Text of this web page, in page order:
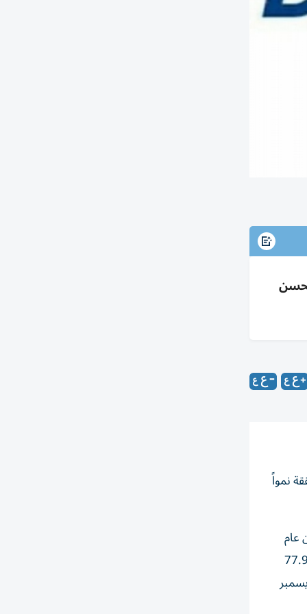
إلى 154.1 مليون مع تحسن
المالية الموحدة عن فترة ستة أشهر المنتهية في 30 يونيو 2026 محققة نمواً
من عام
سنوي، وقفزت الإيرادات 98% على أساس سنوي لتصل إلى 154.1 مليون درهم، مقارنة بـ77.9
أصول الشركة 580.8 مليون درهم، مقارنة بـ610.8 مليون درهم في 31 ديسمبر